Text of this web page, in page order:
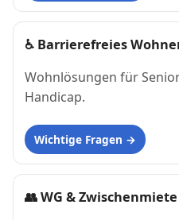
♿ Barrierefreies
Wohnlösungen für
Handicap.
Wichtige Fragen
👥WG & Zwischenmiete